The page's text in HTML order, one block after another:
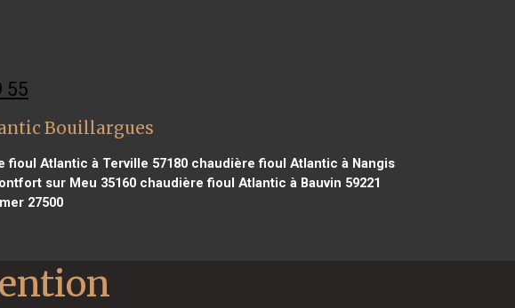
55
Bouillargues
fioul Atlantic à Terville 57180chaudière fioul Atlantic à Nangis
sur Meu 35160chaudière fioul Atlantic à Bauvin 59221
27500